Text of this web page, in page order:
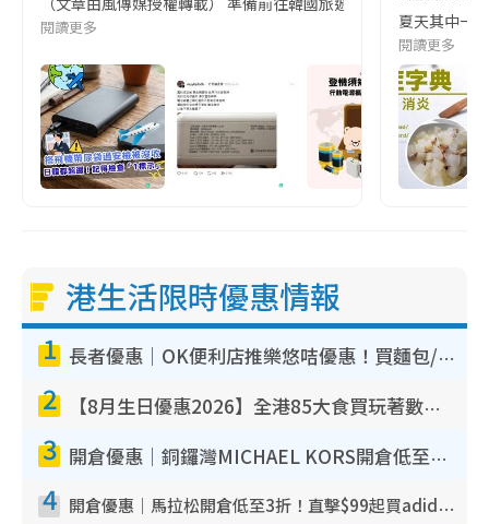
閱讀更多
夏天其中一
閱讀更多
港生活限時優惠情報
1 長者優惠｜OK便利店推樂悠咭優惠！買麵包/牛奶/保健品拍卡即減
2 【8月生日優惠2026】全港85大食買玩著數攻略 自助餐/火鍋放題同行免費＋誠品/DONKI送現金券
3 開倉優惠｜銅鑼灣MICHAEL KORS開倉低至17折！直擊$500起買手袋/銀包/鞋款 必買經典Jet Set系列
4 開倉優惠｜馬拉松開倉低至3折！直擊$99起買adidas／New Balance／Puma鞋款 STANLEY保溫杯劈價至$119起